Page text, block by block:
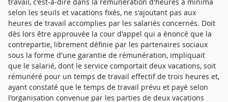
selon les seuils et vacations fixés, ne s'ajoutant pas aux
heures de travail accomplies par les salariés concernés. Doit
dès lors être approuvée la cour d'appel qui a énoncé que la
contrepartie, librement définie par les partenaires sociaux
sous la forme d'une garantie de rémunération, impliquait
que le salarié, dont le service comportait deux vacations, soit
rémunéré pour un temps de travail effectif de trois heures et,
ayant constaté que le temps de travail prévu et payé selon
l'organisation convenue par les parties de deux vacations